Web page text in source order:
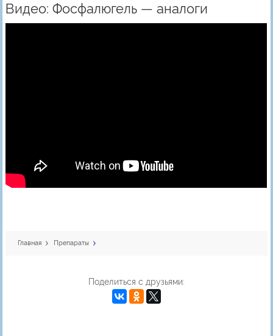
Видео: Фосфалюгель — аналоги
Главная Препараты
Поделиться с друзьями: